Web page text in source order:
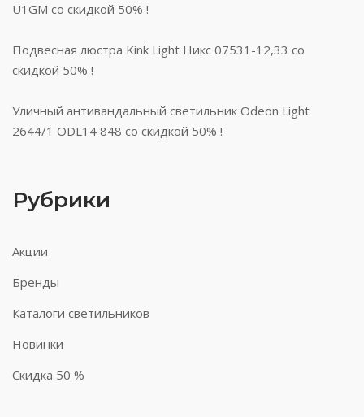
U1GM со скидкой 50% !
Подвесная люстра Kink Light Никс 07531-12,33 со
скидкой 50% !
Уличный антивандальный светильник Odeon Light
2644/1 ODL14 848 со скидкой 50% !
Рубрики
Акции
Бренды
Каталоги светильников
Новинки
Скидка 50 %